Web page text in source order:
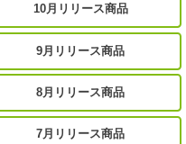
10月リリース商品
9月リリース商品
8月リリース商品
7月リリース商品